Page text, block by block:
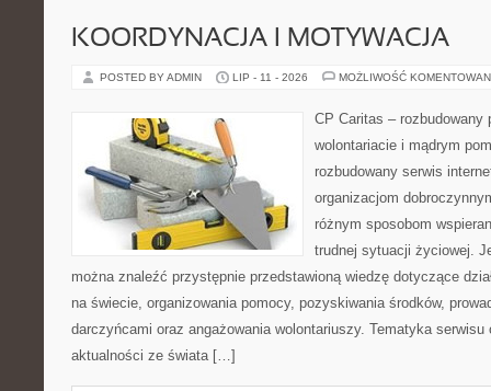
KOORDYNACJA I MOTYWACJA
POSTED BY ADMIN LIP - 11 - 2026 MOŻLIWOŚĆ
CP Caritas – rozbudowany
wolontariacie i mądrym
rozbudowany serwis
organizacjom
różnym sposobom
trudnej sytuacji życiowej.
można znaleźć przystępnie przedstawioną wiedzę dotyczące
na świecie, organizowania pomocy, pozyskiwania środków,
darczyńcami oraz angażowania wolontariuszy. Tematyka
aktualności ze świata […]